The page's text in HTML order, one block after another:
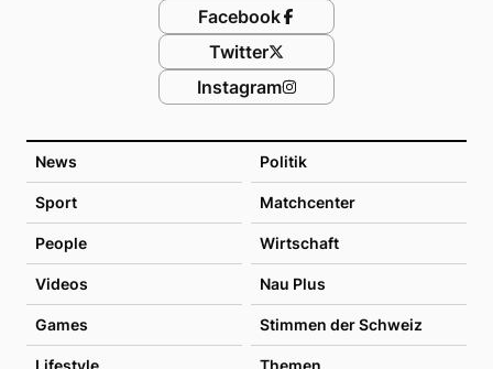
News Politik
Sport Matchcenter
People Wirtschaft
Videos Nau Plus
Games Stimmen der Schweiz
Lifestyle Themen
Facebook
Twitter
Instagram